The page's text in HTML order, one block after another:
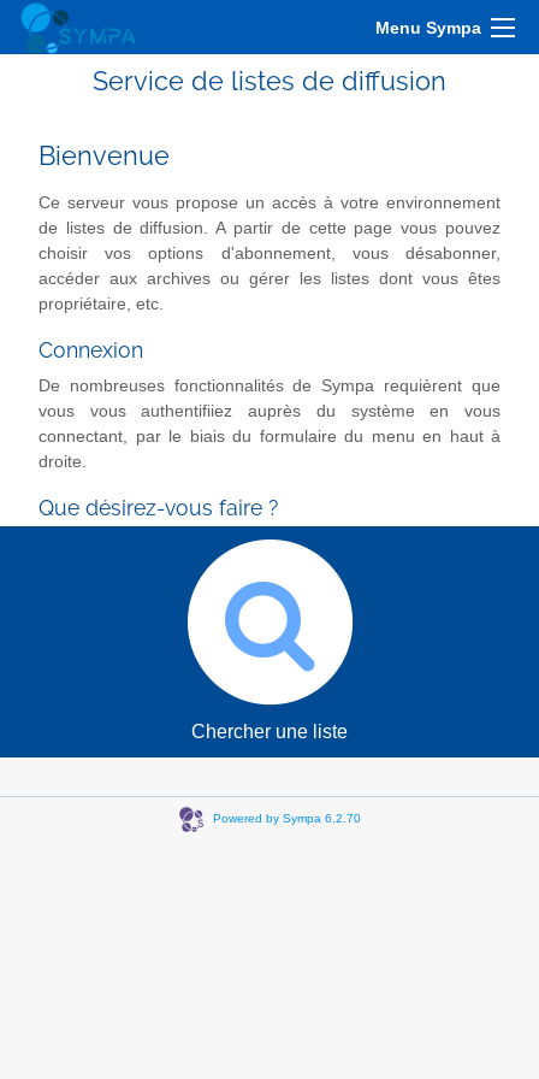
Menu Sympa
Service de listes de diffusion
Bienvenue
Ce serveur vous propose un accès à votre environnement
de listes de diffusion. A partir de cette page vous pouvez
choisir vos options d'abonnement, vous désabonner,
accéder aux archives ou gérer les listes dont vous êtes
propriétaire, etc.
Connexion
De nombreuses fonctionnalités de Sympa requièrent que
vous vous authentifiiez auprès du système en vous
connectant, par le biais du formulaire du menu en haut à
droite.
Que désirez-vous faire ?
Chercher une liste
Powered by Sympa 6.2.70